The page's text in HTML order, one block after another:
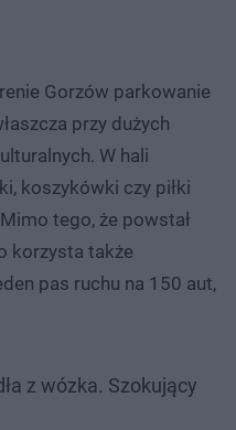
Gorzów parkowanie
przy dużych
W hali
koszykówki czy piłki
tego, że powstał
korzysta także
pas ruchu na 150 aut,
z wózka. Szokujący